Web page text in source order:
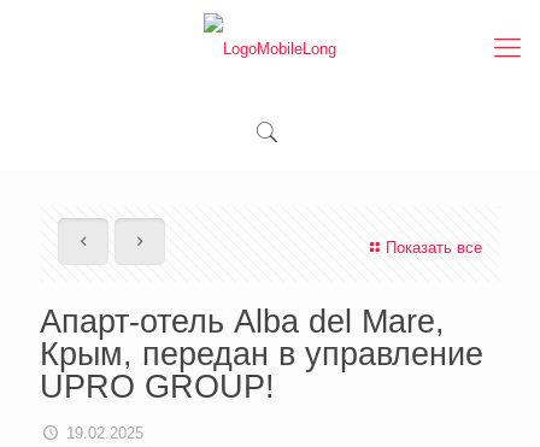
Показать все
Апарт-отель Alba del Mare,
Крым, передан в управление
UPRO GROUP!
19.02.2025